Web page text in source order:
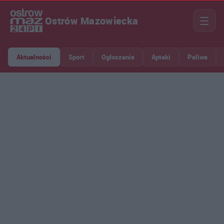
Ostrów Mazowiecka ☰
Aktualności Sport Ogłoszenia Apteki Paliwa